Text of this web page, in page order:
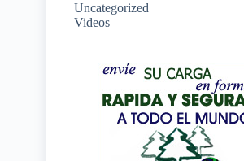
Uncategorized
Videos